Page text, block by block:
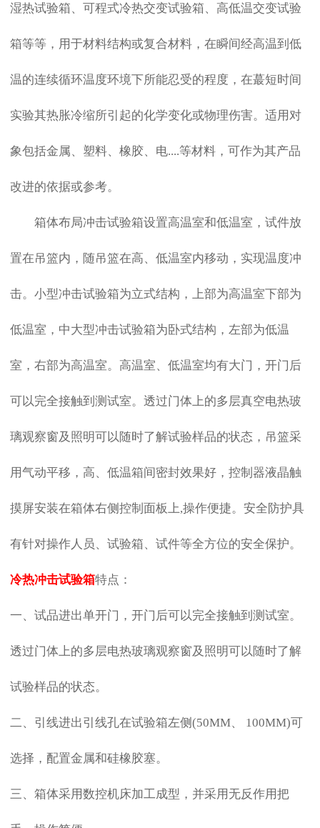
湿热试验箱、可程式冷热交变试验箱、高低温交变试验
箱等等，用于材料结构或复合材料，在瞬间经高温到低
温的连续循环温度环境下所能忍受的程度，在蕞短时间
实验其热胀冷缩所引起的化学变化或物理伤害。适用对
象包括金属、塑料、橡胶、电....等材料，可作为其产品
改进的依据或参考。
箱体布局冲击试验箱设置高温室和低温室，试件放
置在吊篮内，随吊篮在高、低温室内移动，实现温度冲
击。小型冲击试验箱为立式结构，上部为高温室下部为
低温室，中大型冲击试验箱为卧式结构，左部为低温
室，右部为高温室。高温室、低温室均有大门，开门后
可以完全接触到测试室。透过门体上的多层真空电热玻
璃观察窗及照明可以随时了解试验样品的状态，吊篮采
用气动平移，高、低温箱间密封效果好，控制器液晶触
摸屏安装在箱体右侧控制面板上,操作便捷。安全防护具
有针对操作人员、试验箱、试件等全方位的安全保护。
冷热冲击试验箱特点：
一、试品进出单开门，开门后可以完全接触到测试室。
透过门体上的多层电热玻璃观察窗及照明可以随时了解
试验样品的状态。
二、引线进出引线孔在试验箱左侧(50MM、 100MM)可
选择，配置金属和硅橡胶塞。
三、箱体采用数控机床加工成型，并采用无反作用把